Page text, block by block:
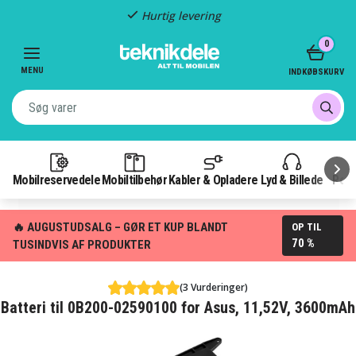
Hurtig levering
MENU
Mobilreservedele Mobiltilbehør Kabler & Opladere Lyd & Billede
0
INDKØBSKURV
🔥 AUGUSTUDSALG – GØR ET KUP BLANDT
TUSINDVIS AF PRODUKTER
OP TIL
70 %
(3 Vurderinger)
Batteri til 0B200-02590100 for Asus, 11,52V, 3600mAh